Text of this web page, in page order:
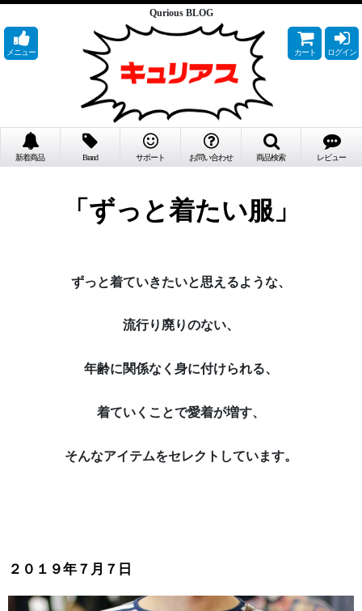
Qurious BLOG
「ずっと着たい服」
ずっと着ていきたいと思えるような、
流行り廃りのない、
年齢に関係なく身に付けられる、
着ていくことで愛着が増す、
そんなアイテムをセレクトしています。
メニュー カート ログイン
新着商品 Brand サポート お問い合わせ 商品検索 レビュー
２０１９年７月７日